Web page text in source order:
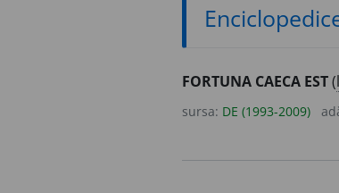
FORTUNA CAECA EST(
sursa: DE (1993-2009)